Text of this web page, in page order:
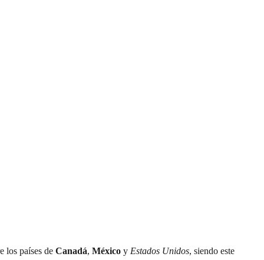
los países de Canadá, México y Estados Unidos, siendo este